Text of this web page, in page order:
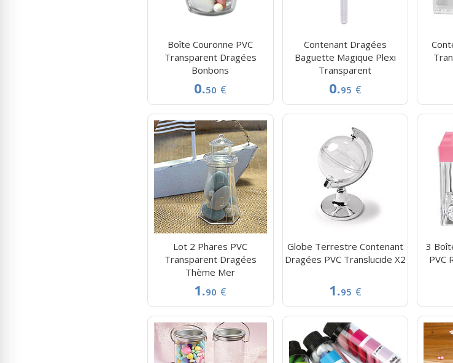
Boîte Couronne PVC
Transparent Dragées
Bonbons
0.50 €
Contenant Dragées
Baguette Magique Plexi
Transparent
0.95 €
Lot 2 Phares PVC
Transparent Dragées
Thème Mer
1.90 €
Globe Terrestre Contenant
Dragées PVC Translucide X2
1.95 €
3
PVC